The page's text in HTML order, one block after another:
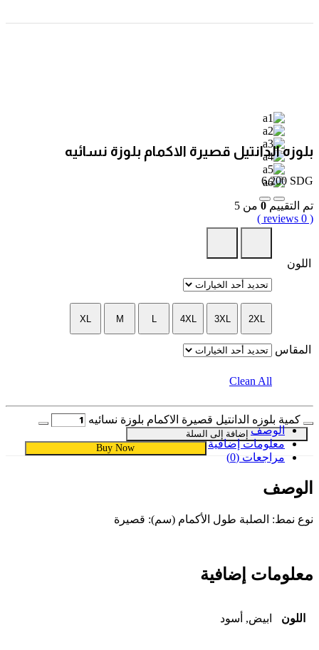
بلوزه الدانتيل قصيرة الاكمام بلوزة نسائيه
6,200 SDG
تم التقييم 0 من 5
( 0 reviews )
اللون
المقاس
2XL
3XL
4XL
M
XL
Clean All
كمية بلوزه الدانتيل قصيرة الاكمام بلوزة نسائيه
إضافة إلى السلة
Buy Now
الوصف
معلومات إضافية
مراجعات (0)
الوصف
نوع نمط: الصلبة طول الأكمام (سم): قصيرة
معلومات إضافية
اللون ابيض, أسود